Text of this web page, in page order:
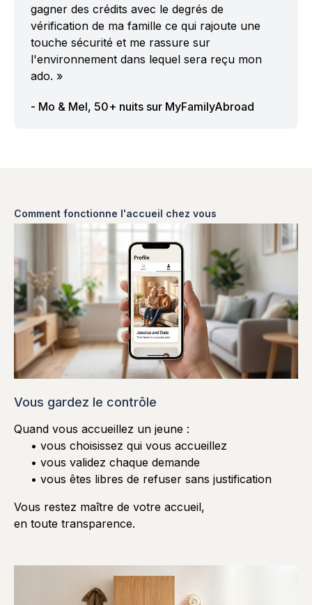
gagner des crédits avec le degrés de
vérification de ma famille ce qui rajoute une
touche sécurité et me rassure sur
l'environnement dans lequel sera reçu mon
ado. »
- Mo & Mel, 50+ nuits sur MyFamilyAbroad
Comment fonctionne l'accueil chez vous
Vous gardez le contrôle
Quand vous accueillez un jeune :
• vous choisissez qui vous accueillez
• vous validez chaque demande
• vous êtes libres de refuser sans justification
Vous restez maître de votre accueil,
en toute transparence.